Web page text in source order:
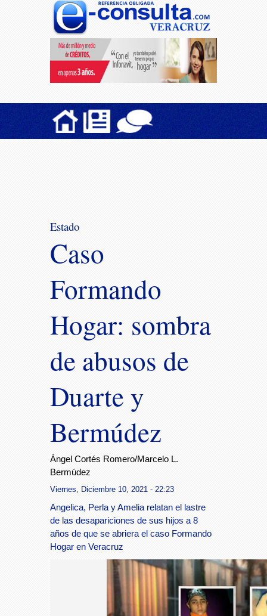
Estado
Caso
Formando
Hogar: sombra
de abusos de
Duarte y
Bermúdez
Ángel Cortés Romero/Marcelo L.
Bermúdez
Viernes, Diciembre 10, 2021 - 22:23
Angelica, Perla y Amelia relatan el lastre
de las desapariciones de sus hijos a 8
años de que se abriera el caso Formando
Hogar en Veracruz